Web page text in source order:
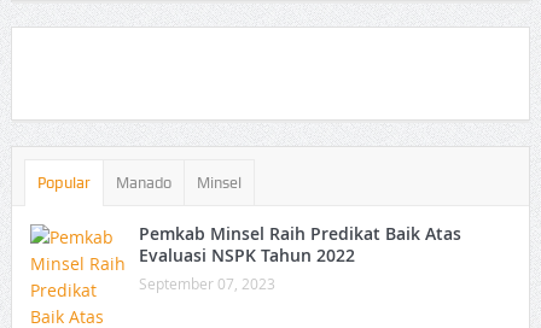
Popular Manado Minsel
Pemkab Minsel Raih Predikat Baik Atas
Evaluasi NSPK Tahun 2022
September 07, 2023